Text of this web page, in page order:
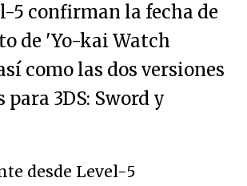
5 confirman la fecha de
de 'Yo-kai Watch
como las dos versiones
3DS: Sword y
desde Level-5